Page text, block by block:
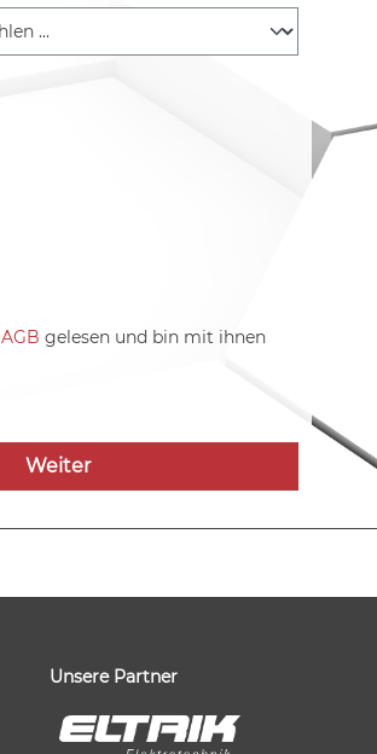
AGB gelesen und bin mit ihnen
Weiter
Unsere Partner